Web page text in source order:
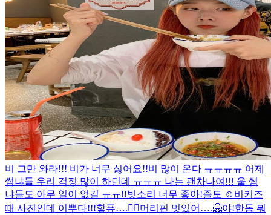
비 그만 와라!!! 비가 너무 싫어요!!비 많이 온다 ㅠㅠㅠㅠ 어제
썸냐들 우리 걱정 많이 하던데 ㅠㅠㅠ 나는 괜차나여!!! 울 썸
냐들도 아무 일이 없길 ㅠㅠ!!빗소리 너무 좋아!즐토 ☺️ 비커즈
때 사진인데 이뿌다!!!핳퓨….😮‍💨머리핀 멋있어….🤗야!한동 뭐